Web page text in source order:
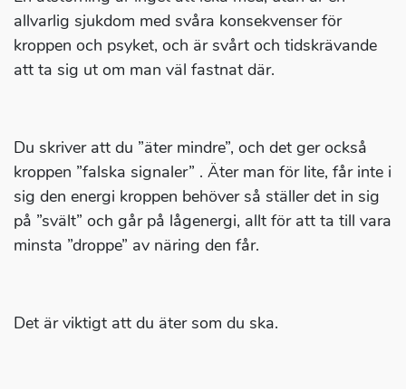
allvarlig sjukdom med svåra konsekvenser för
kroppen och psyket, och är svårt och tidskrävande
att ta sig ut om man väl fastnat där.
Du skriver att du ”äter mindre”, och det ger också
kroppen ”falska signaler” . Äter man för lite, får inte i
sig den energi kroppen behöver så ställer det in sig
på ”svält” och går på lågenergi, allt för att ta till vara
minsta ”droppe” av näring den får.
Det är viktigt att du äter som du ska.